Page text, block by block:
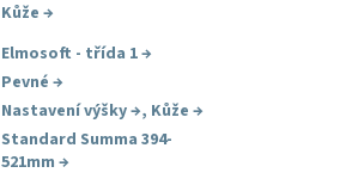
Kůže →
Elmosoft - třída 1→
Pevné →
Nastavení výšky→, Kůže →
Standard Summa 394-
521mm →